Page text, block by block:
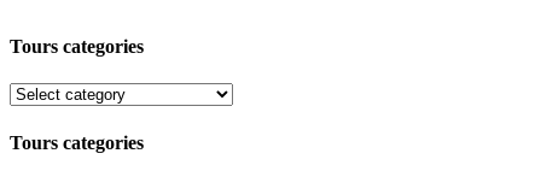
Tours categories
Tours categories